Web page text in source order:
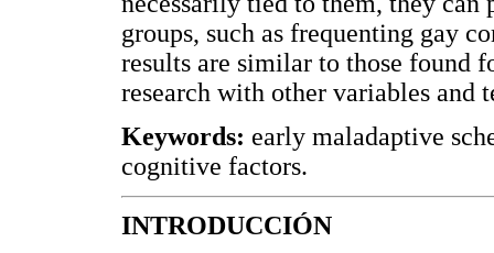
groups, such as frequenting gay
results are similar to those found
research with other variables and
Keywords: early maladaptive
cognitive factors.
INTRODUCCIÓN